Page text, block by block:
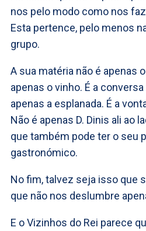
nos pelo modo como nos
Esta pertence, pelo menos
grupo.
A sua matéria não é apenas
apenas o vinho. É a
apenas a esplanada. É a
Não é apenas D. Dinis ali ao
que também pode ter o seu
gastronómico.
No fim, talvez seja isso que
que não nos deslumbre
E o Vizinhos do Rei parece